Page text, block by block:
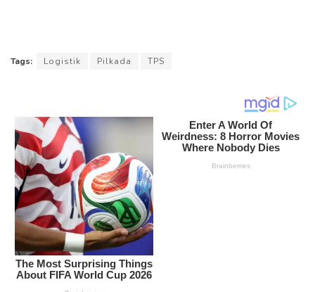
Tags: Logistik Pilkada TPS